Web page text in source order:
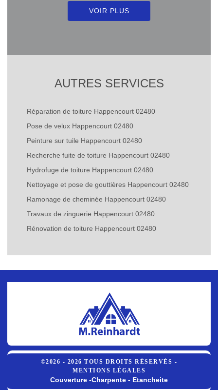
VOIR PLUS
AUTRES SERVICES
Réparation de toiture Happencourt 02480
Pose de velux Happencourt 02480
Peinture sur tuile Happencourt 02480
Recherche fuite de toiture Happencourt 02480
Hydrofuge de toiture Happencourt 02480
Nettoyage et pose de gouttières Happencourt 02480
Ramonage de cheminée Happencourt 02480
Travaux de zinguerie Happencourt 02480
Rénovation de toiture Happencourt 02480
©2026 - 2026 TOUS DROITS RÉSERVÉS -
MENTIONS LÉGALES
Couverture -Charpente - Etancheite